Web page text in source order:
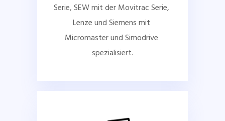
Serie, SEW mit der Movitrac Serie,
Lenze und Siemens mit
Micromaster und Simodrive
spezialisiert.